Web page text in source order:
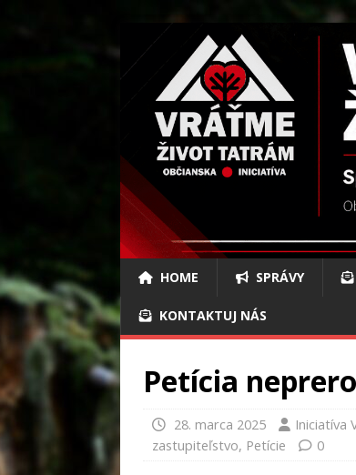
HOME SPRÁVY
KONTAKTUJ NÁS
Petícia
28. marca 2025 Iniciatíva
zastupiteľstvo, Petície 0